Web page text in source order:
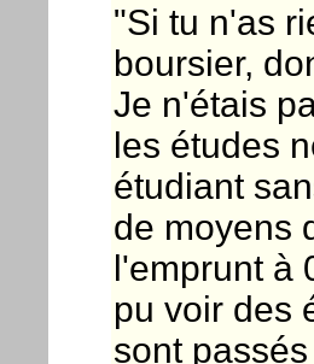
"Si tu n'as
boursier,
Je n'étais
les études
étudiant
de moyens
l'emprunt à
pu voir des
sont